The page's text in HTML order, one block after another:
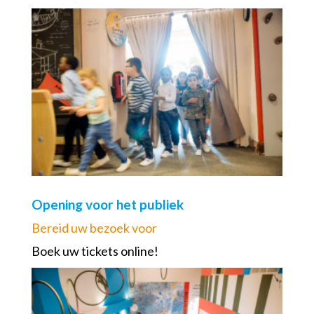
Opening voor het publiek
Bereid uw bezoek voor
Boek uw tickets online!